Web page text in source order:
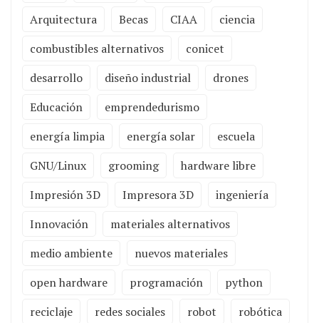
Arquitectura
Becas CIAA
ciencia
combustibles alternativos
conicet
desarrollo
diseño industrial
drones
Educación
emprendedurismo
energía limpia
energía solar
escuela
GNU/Linux
grooming
hardware libre
Impresión 3D
Impresora 3D
ingeniería
Innovación
materiales alternativos
medio ambiente
nuevos materiales
open hardware
programación
python
reciclaje
redes sociales robot robótica